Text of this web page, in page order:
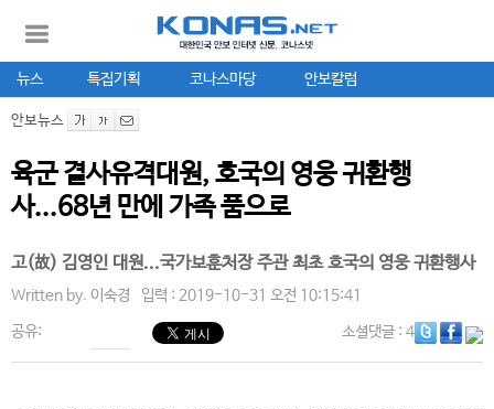
뉴스 특집기획 코나스마당 안보칼럼
안보뉴스
육군 결사유격대원, 호국의 영웅 귀환행
사...68년 만에 가족 품으로
고(故) 김영인 대원...국가보훈처장 주관 최초 호국의 영웅 귀환행사
Written by. 이숙경 입력 : 2019-10-31 오전 10:15:41
공유: 소셜댓글: 4